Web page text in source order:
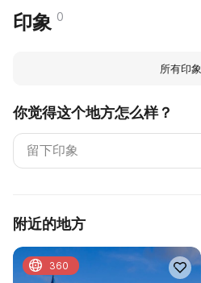
印象 0
所有印象
你觉得这个地方怎么样？
附近的地方
360